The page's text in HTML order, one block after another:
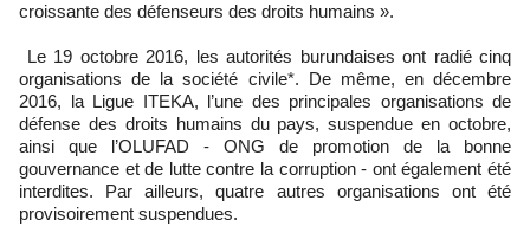
croissante des défenseurs des droits humains ».
Le 19 octobre 2016, les autorités burundaises ont radié cinq
organisations de la société civile*. De même, en décembre
2016, la Ligue ITEKA, l’une des principales organisations de
défense des droits humains du pays, suspendue en octobre,
ainsi que l’OLUFAD - ONG de promotion de la bonne
gouvernance et de lutte contre la corruption - ont également été
interdites. Par ailleurs, quatre autres organisations ont été
provisoirement suspendues.